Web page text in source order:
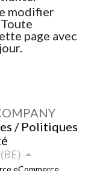
modifier
page avec
/ Politiques